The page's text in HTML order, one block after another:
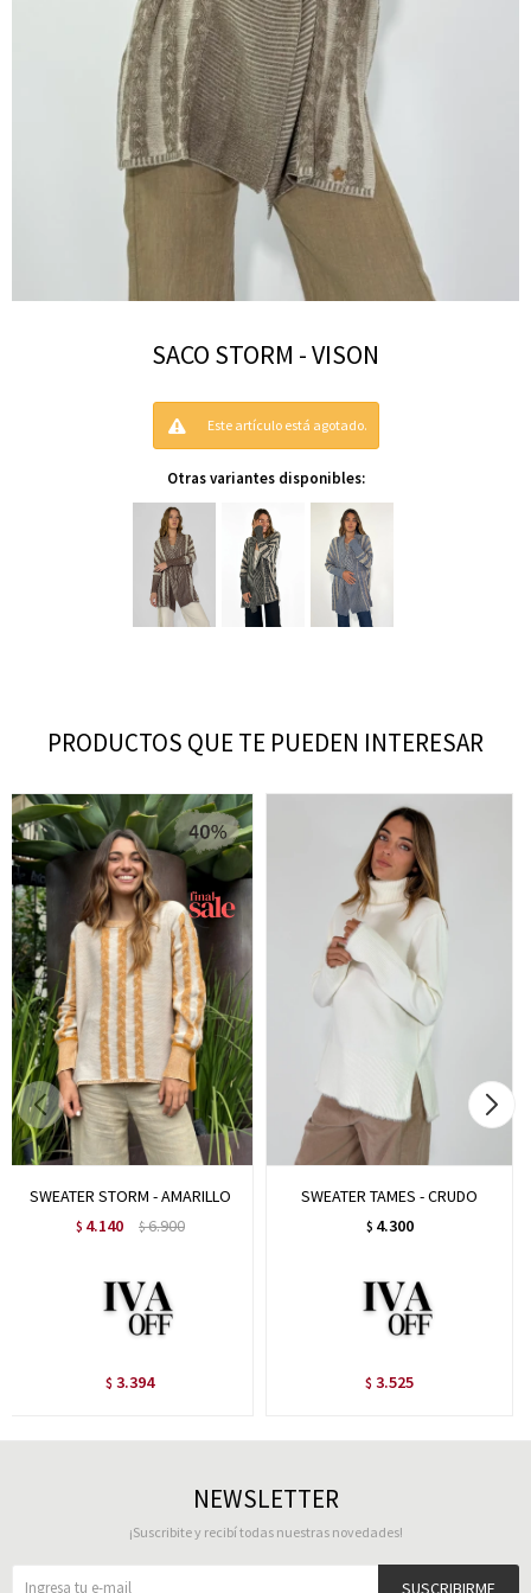
SACO STORM - VISON
Este artículo está agotado.
Otras variantes disponibles:
PRODUCTOS QUE TE PUEDEN INTERESAR
SWEATER STORM - AMARILLO
$ 4.140 $6.900
$ 3.394
SWEATER TAMES - CRUDO
$ 4.300
$ 3.525
NEWSLETTER
¡Suscribite y recibí todas nuestras novedades!
SUSCRIBIRME